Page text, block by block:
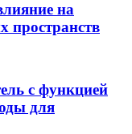
на
пространств
с функцией
для